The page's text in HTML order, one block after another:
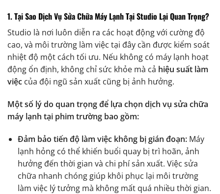
1. Tại Sao Dịch Vụ Sửa Chữa Máy Lạnh Tại Studio Lại Quan Trọng?
Studio là nơi luôn diễn ra các hoạt động với cường độ
cao, và môi trường làm việc tại đây cần được kiểm soát
nhiệt độ một cách tối ưu. Nếu không có máy lạnh hoạt
động ổn định, không chỉ sức khỏe mà cả hiệu suất làm
việc của đội ngũ sản xuất cũng bị ảnh hưởng.
Một số lý do quan trọng để lựa chọn dịch vụ sửa chữa
máy lạnh tại phim trường bao gồm:
Đảm bảo tiến độ làm việc không bị gián đoạn:Máy
lạnh hỏng có thể khiến buổi quay bị trì hoãn, ảnh
hưởng đến thời gian và chi phí sản xuất. Việc sửa
chữa nhanh chóng giúp khôi phục lại môi trường
làm việc lý tưởng mà không mất quá nhiều thời gian.